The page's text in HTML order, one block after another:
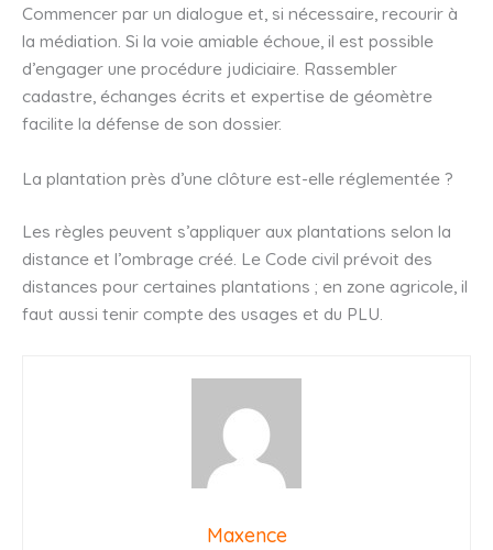
Commencer par un dialogue et, si nécessaire, recourir à
la médiation. Si la voie amiable échoue, il est possible
d’engager une procédure judiciaire. Rassembler
cadastre, échanges écrits et expertise de géomètre
facilite la défense de son dossier.
La plantation près d’une clôture est-elle réglementée ?
Les règles peuvent s’appliquer aux plantations selon la
distance et l’ombrage créé. Le Code civil prévoit des
distances pour certaines plantations ; en zone agricole, il
faut aussi tenir compte des usages et du PLU.
Maxence